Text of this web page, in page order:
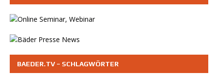
BAEDER.TV – SCHLAGWÖRTER